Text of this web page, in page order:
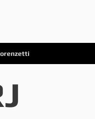
de Gás;, Tubulação de Água fria e quente;, Aquecimento de
chame quem intende. Casa da Manutenção
solar
eletrico
eletrico
eletrico
Aquecedor Rio de Janeiro e Niterói
em cada Bairro de Moto Para